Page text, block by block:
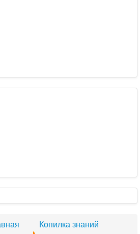
Копилка знаний